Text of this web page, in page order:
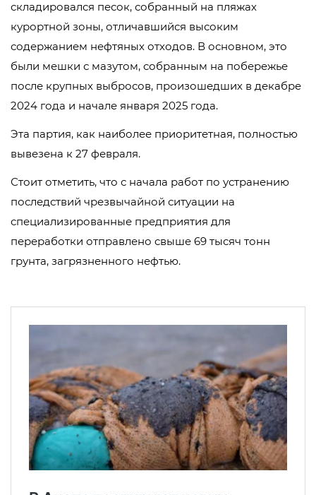
складировался песок, собранный на пляжах
курортной зоны, отличавшийся высоким
содержанием нефтяных отходов. В основном, это
были мешки с мазутом, собранным на побережье
после крупных выбросов, произошедших в декабре
2024 года и начале января 2025 года.
Эта партия, как наиболее приоритетная, полностью
вывезена к 27 февраля.
Стоит отметить, что с начала работ по устранению
последствий чрезвычайной ситуации на
специализированные предприятия для
переработки отправлено свыше 69 тысяч тонн
грунта, загрязненного нефтью.